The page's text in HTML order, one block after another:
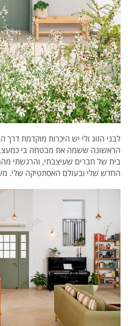
לבני הזוג ולי יש היכרות מוקדמת
הראשונה ששמה את מבטחה בי
בית של חברים שעיצבתי, והרגשתי
החדש שלי ובעולם האסתטיקה שלי.